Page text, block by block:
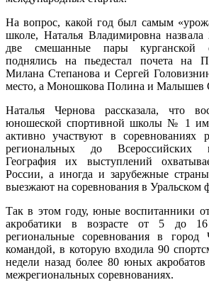
На вопрос, какой год был самым
школе, Наталья Владимировна назвала
две смешанные пары курганской
поднялись на пьедестал почета на
Милана Степанова и Сергей
место, а Моношкова Полина и Малышев
Наталья Чернова рассказала, что
юношеской спортивной школы № 1
активно участвуют в соревнованиях
региональных до Всероссийских
География их выступлений
России, а иногда и зарубежные
выезжают на соревнования в Уральском
Так в этом году, юные воспитанники
акробатики в возрасте от 5 до
региональные соревнования в город
командой, в которую входила 90
недели назад более 80 юных
межрегиональных соревнованиях.